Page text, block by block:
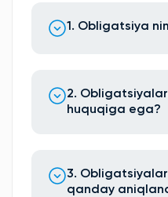
1. Obligatsiya
2.
huquqiga ega?
3.
qanday